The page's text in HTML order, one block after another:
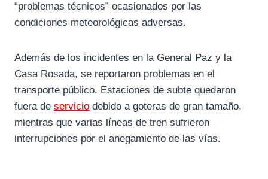
“problemas técnicos” ocasionados por las
condiciones meteorológicas adversas.
Además de los incidentes en la General Paz y la
Casa Rosada, se reportaron problemas en el
transporte público. Estaciones de subte quedaron
fuera de servicio debido a goteras de gran tamaño,
mientras que varias líneas de tren sufrieron
interrupciones por el anegamiento de las vías.